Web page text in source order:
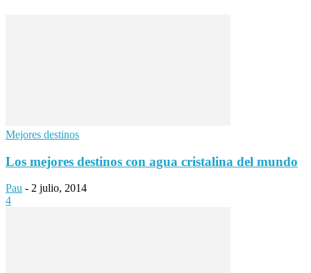
Mejores destinos
Los mejores destinos con agua cristalina del mundo
Pau - 2 julio, 2014
4